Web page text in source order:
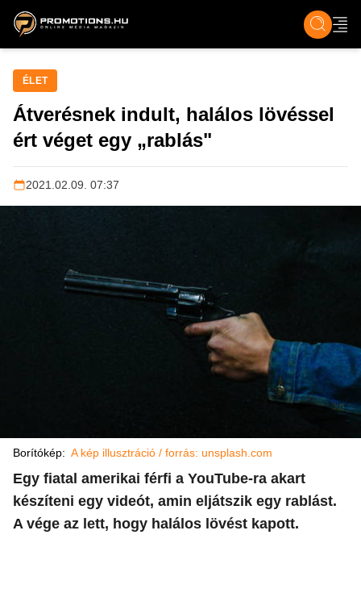
ZENE, FILM & KULT ÉLET TECH &
ÉLET
Átverésnek indult, halálos lövéssel
ért véget egy „rablás"
2021.02.09. 07:37
Borítókép: A kép illusztráció / forrás: unsplash.com
Egy fiatal amerikai férfi a YouTube-ra akart
készíteni egy videót, amin eljátszik egy rablást.
A vége az lett, hogy halálos lövést kapott.